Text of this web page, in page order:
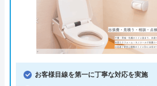
お客様目線を第一に丁寧な対応を実施